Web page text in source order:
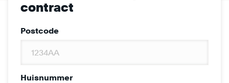
contract
Postcode
Huisnummer